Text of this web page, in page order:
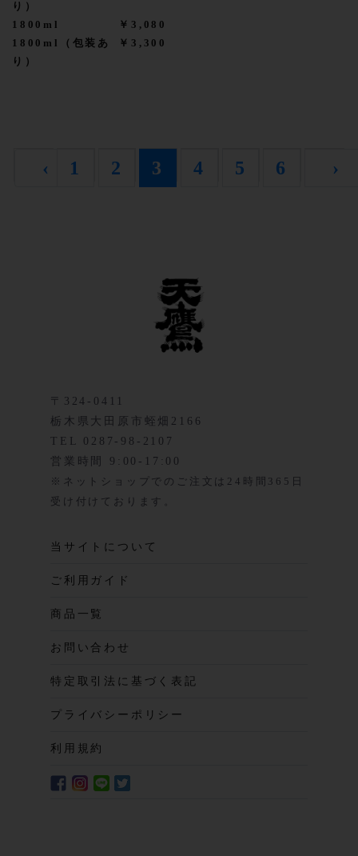
り）
1800ml
￥3,080
1800ml（包装あ
り）
￥3,300
‹ 1 2 3 4 5 6 ›
〒324-0411
栃木県大田原市蛭畑2166
TEL 0287-98-2107
営業時間 9:00-17:00
※ネットショップでのご注文は24時間365日
受け付けております。
当サイトについて
ご利用ガイド
商品一覧
お問い合わせ
特定取引法に基づく表記
プライバシーポリシー
利用規約